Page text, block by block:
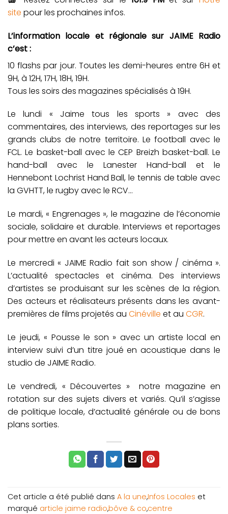
site pour les prochaines infos.
L’information locale et régionale sur JAIME Radio
c’est :
10 flashs par jour. Toutes les demi-heures entre 6H et
9H, à 12H, 17H, 18H, 19H.
Tous les soirs des magazines spécialisés à 19H.
Le lundi « Jaime tous les sports » avec des
commentaires, des interviews, des reportages sur les
grands clubs de notre territoire. Le football avec le
FCL. Le basket-ball avec le CEP Breizh basket-ball. Le
hand-ball avec le Lanester Hand-ball et le
Hennebont Lochrist Hand Ball, le tennis de table avec
la GVHTT, le rugby avec le RCV…
Le mardi, « Engrenages », le magazine de l’économie
sociale, solidaire et durable. Interviews et reportages
pour mettre en avant les acteurs locaux.
Le mercredi « JAIME Radio fait son show / cinéma ».
L’actualité spectacles et cinéma. Des interviews
d’artistes se produisant sur les scènes de la région.
Des acteurs et réalisateurs présents dans les avant-
premières de films projetés au Cinéville et au CGR.
Le jeudi, « Pousse le son » avec un artiste local en
interview suivi d’un titre joué en acoustique dans le
studio de JAIME Radio.
Le vendredi, « Découvertes » notre magazine en
rotation sur des sujets divers et variés. Qu’il s’agisse
de politique locale, d’actualité générale ou de bons
plans sorties.
Cet article a été publié dans A la une,Infos Locales et
marqué article jaime radio,bôve & co,centre